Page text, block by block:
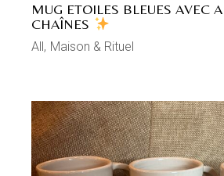
MUG ETOILES BLEUES AVEC
CHAÎNES
All Maison & Rituel